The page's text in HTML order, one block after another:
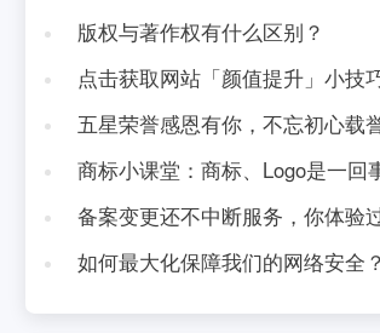
版权与著作权有什么区别？
点击获取网站「颜值提升」小技
五星荣誉感恩有你，不忘初心载
商标小课堂：商标、Logo是一回
备案变更还不中断服务，你体验
如何最大化保障我们的网络安全？